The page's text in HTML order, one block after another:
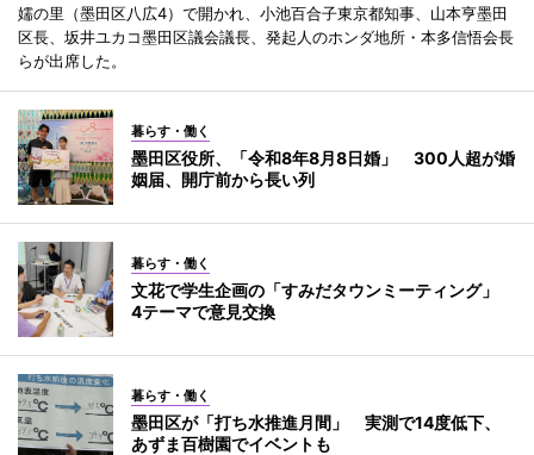
嬬の里（墨田区八広4）で開かれ、小池百合子東京都知事、山本亨墨田
区長、坂井ユカコ墨田区議会議長、発起人のホンダ地所・本多信悟会長
らが出席した。
暮らす・働く
墨田区役所、「令和8年8月8日婚」 300人超が婚
姻届、開庁前から長い列
暮らす・働く
文花で学生企画の「すみだタウンミーティング」
4テーマで意見交換
暮らす・働く
墨田区が「打ち水推進月間」 実測で14度低下、
あずま百樹園でイベントも